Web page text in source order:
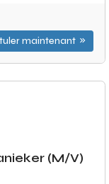
maintenant
(M/V)